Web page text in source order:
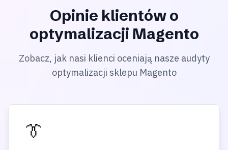
Opinie klientów o
optymalizacji Magento
Zobacz, jak nasi klienci oceniają nasze audyty
optymalizacji sklepu Magento
👔